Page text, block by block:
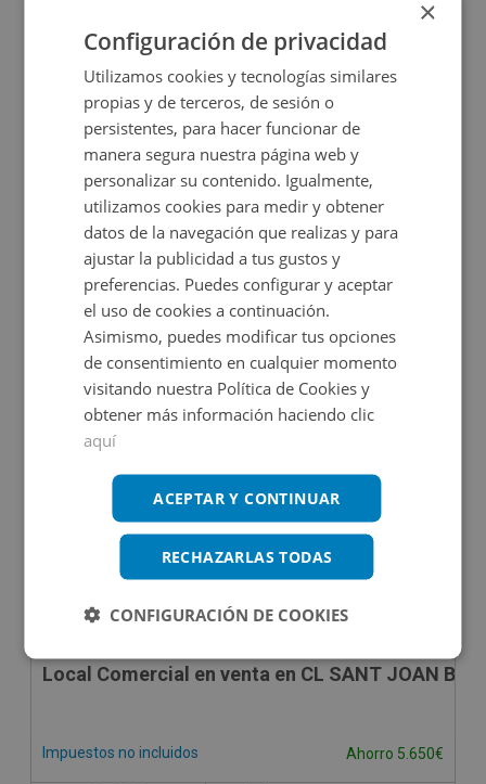
CESIÓN DE REMATE
Local Comercial en venta en AVENIDA PAISOS
Impuestos no incluidos
26.177€
55m2
Local Comercial en venta en CL SANT JOAN
Impuestos no incluidos Ahorro 5.650€
×
Configuración de privacidad
Utilizamos cookies y tecnologías similares
propias y de terceros, de sesión o
persistentes, para hacer funcionar de
manera segura nuestra página web y
personalizar su contenido. Igualmente,
utilizamos cookies para medir y obtener
datos de la navegación que realizas y para
ajustar la publicidad a tus gustos y
preferencias. Puedes configurar y aceptar
el uso de cookies a continuación.
Asimismo, puedes modificar tus opciones
de consentimiento en cualquier momento
visitando nuestra Política de Cookies y
obtener más información haciendo clic
aquí
ACEPTAR Y CONTINUAR
RECHAZARLAS TODAS
CONFIGURACIÓN DE COOKIES